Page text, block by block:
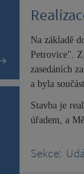
Na základě
Petrovice".
zasedáních
a byla
Stavba je
úřadem, a
Sekce: